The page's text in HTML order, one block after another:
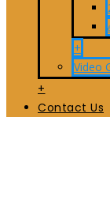
+
Video
+
Contact Us